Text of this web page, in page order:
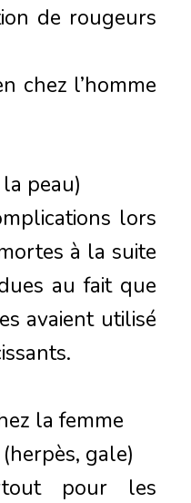
de rougeurs
chez l’homme
peau)
lors
à la suite
au fait que
avaient utilisé
la femme
gale)
pour les